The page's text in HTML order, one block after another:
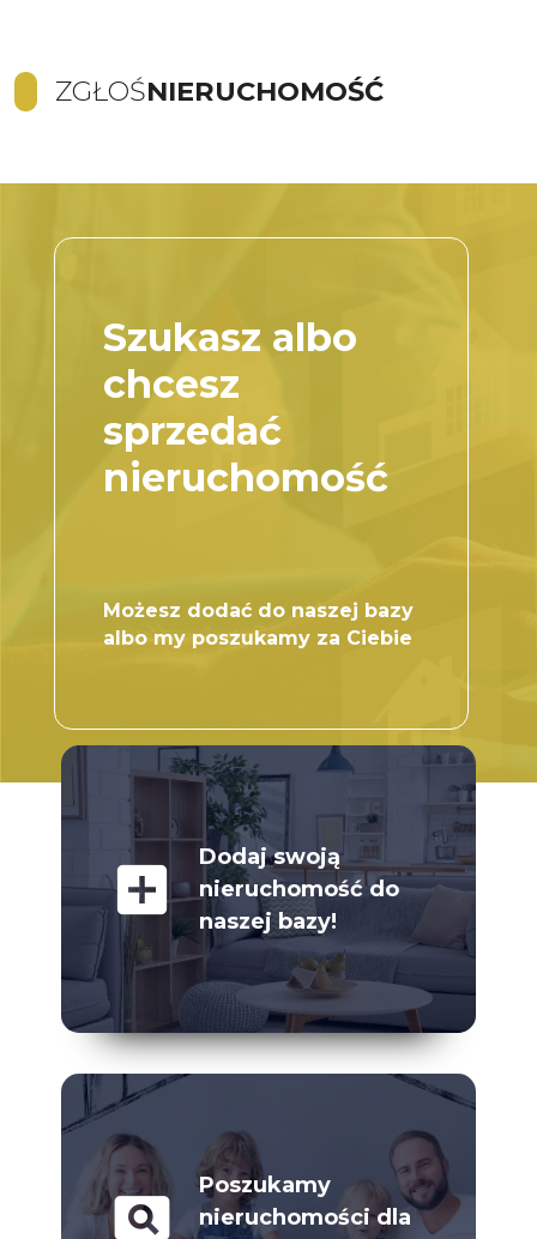
ZGŁOŚNIERUCHOMOŚĆ
Szukasz albo
chcesz
sprzedać
nieruchomość
Możesz dodać do naszej bazy
albo my poszukamy za Ciebie
add_box
Dodaj swoją
nieruchomość do
naszej bazy!
pageview
Poszukamy
nieruchomości dla